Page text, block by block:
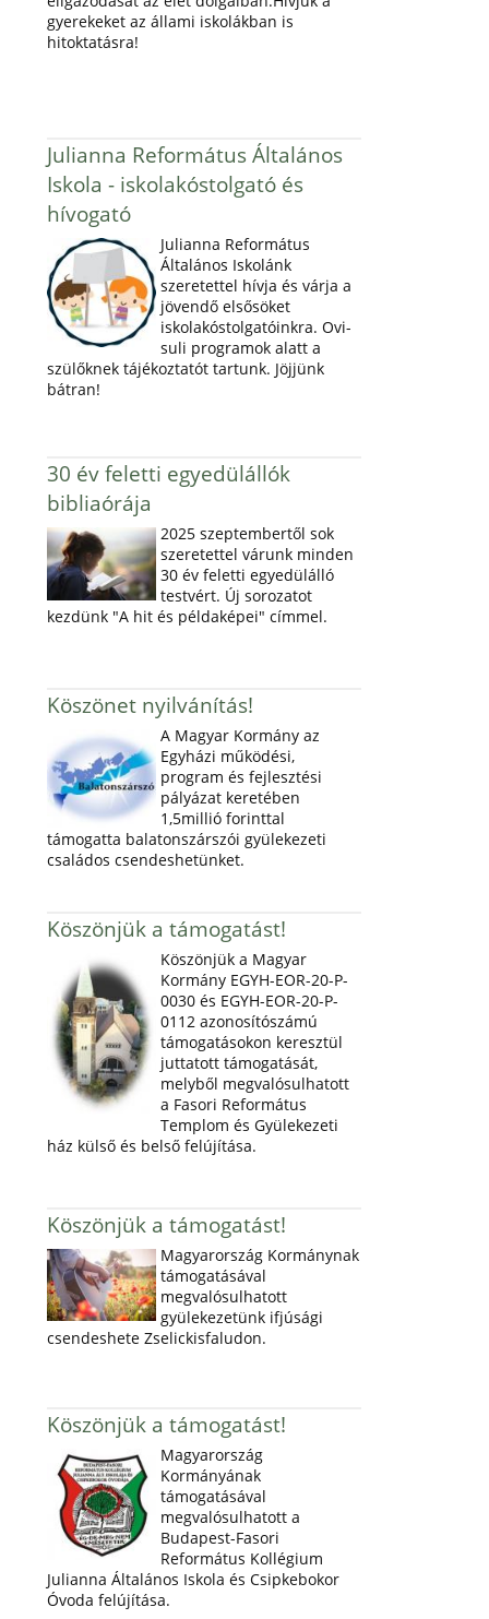
gyerekeket az állami iskolákban is
hitoktatásra!
Julianna Református Általános
Iskola - iskolakóstolgató és
hívogató
Julianna Református
Általános Iskolánk
szeretettel hívja és várja a
jövendő elsősöket
iskolakóstolgatóinkra. Ovi-
suli programok alatt a
szülőknek tájékoztatót tartunk. Jöjjünk
bátran!
30 év feletti egyedülállók
bibliaórája
2025 szeptembertől sok
szeretettel várunk minden
30 év feletti egyedülálló
testvért. Új sorozatot
kezdünk "A hit és példaképei" címmel.
Köszönet nyilvánítás!
A Magyar Kormány az
Egyházi működési,
program és fejlesztési
pályázat keretében
1,5millió forinttal
támogatta balatonszárszói gyülekezeti
családos csendeshetünket.
Köszönjük a támogatást!
Köszönjük a Magyar
Kormány EGYH-EOR-20-P-
0030 és EGYH-EOR-20-P-
0112 azonosítószámú
támogatásokon keresztül
juttatott támogatását,
melyből megvalósulhatott
a Fasori Református
Templom és Gyülekezeti
ház külső és belső felújítása.
Köszönjük a támogatást!
Magyarország Kormánynak
támogatásával
megvalósulhatott
gyülekezetünk ifjúsági
csendeshete Zselickisfaludon.
Köszönjük a támogatást!
Magyarország
Kormányának
támogatásával
megvalósulhatott a
Budapest-Fasori
Református Kollégium
Julianna Általános Iskola és Csipkebokor
Óvoda felújítása.